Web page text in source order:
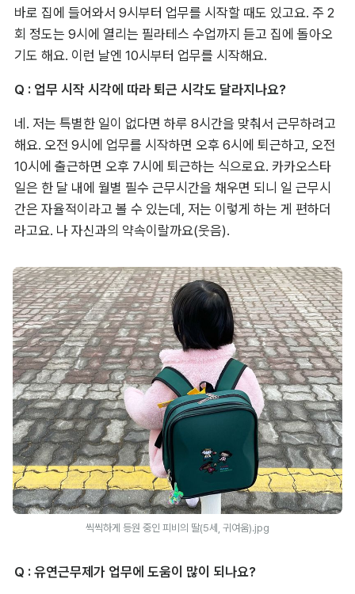
바로 집에 들어와서 9시부터 업무를 시작할 때도 있고요. 주 2
회 정도는 9시에 열리는 필라테스 수업까지 듣고 집에 돌아오
기도 해요. 이런 날엔 10시부터 업무를 시작해요.
Q : 업무 시작 시각에 따라 퇴근 시각도 달라지나요?
네. 저는 특별한 일이 없다면 하루 8시간을 맞춰서 근무하려고
해요. 오전 9시에 업무를 시작하면 오후 6시에 퇴근하고, 오전
10시에 출근하면 오후 7시에 퇴근하는 식으로요. 카카오스타
일은 한 달 내에 월별 필수 근무시간을 채우면 되니 일 근무시
간은 자율적이라고 볼 수 있는데, 저는 이렇게 하는 게 편하더
라고요. 나 자신과의 약속이랄까요(웃음).
씩씩하게 등원 중인 피비의 딸(5세, 귀여움).jpg
Q : 유연근무제가 업무에 도움이 많이 되나요?